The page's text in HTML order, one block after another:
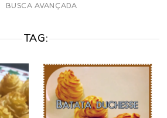
BUSCA AVANÇADA
TAG: